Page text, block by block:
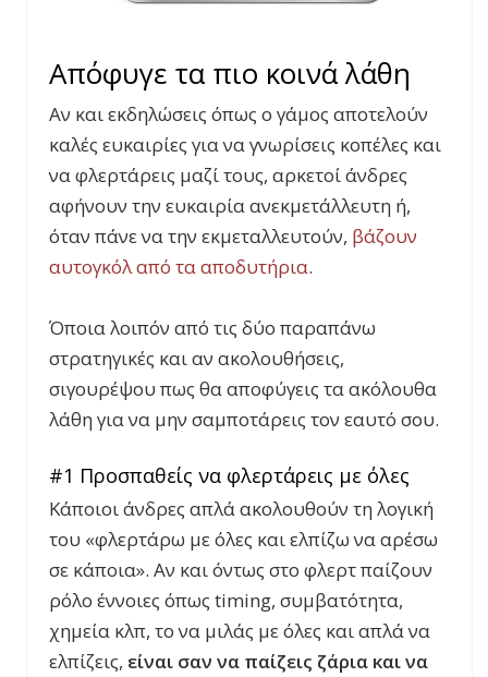
Απόφυγε τα πιο κοινά λάθη
Αν και εκδηλώσεις όπως ο γάμος αποτελούν
καλές ευκαιρίες για να γνωρίσεις κοπέλες και
να φλερτάρεις μαζί τους, αρκετοί άνδρες
αφήνουν την ευκαιρία ανεκμετάλλευτη ή,
όταν πάνε να την εκμεταλλευτούν, βάζουν
αυτογκόλ από τα αποδυτήρια.
Όποια λοιπόν από τις δύο παραπάνω
στρατηγικές και αν ακολουθήσεις,
σιγουρέψου πως θα αποφύγεις τα ακόλουθα
λάθη για να μην σαμποτάρεις τον εαυτό σου.
#1 Προσπαθείς να φλερτάρεις με όλες
Κάποιοι άνδρες απλά ακολουθούν τη λογική
του «φλερτάρω με όλες και ελπίζω να αρέσω
σε κάποια». Αν και όντως στο φλερτ παίζουν
ρόλο έννοιες όπως timing, συμβατότητα,
χημεία κλπ, το να μιλάς με όλες και απλά να
ελπίζεις, είναι σαν να παίζεις ζάρια και να